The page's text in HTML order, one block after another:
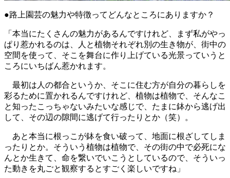
●路上園芸の魅力や特徴ってどんなところにありますか？
「本当にたくさんの魅力があるんですけれど、まず私がやっ
ぱり惹かれるのは、人と植物それぞれ別の生き物が、街中の
空間を使って、そこを舞台に作り上げている光景っていうと
ころにいちばん惹かれます。
最初は人の都合というか、そこに住む方が自分の暮らしを
彩るために置かれるんですけれど、植物は植物で、そんなこ
と知ったこっちゃないみたいな感じで、たまに鉢から逃げ出
して、その辺の隙間に逃げて行ったりとか（笑）。
あと本当に根っこが鉢を食い破って、地面に根ざしてしま
ったりとか。そういう植物は植物で、その街の中で必死にな
んとか生きて、命を繋いでいこうとしているので、そういっ
た動きを丸ごと観察するとすごく楽しいですね」